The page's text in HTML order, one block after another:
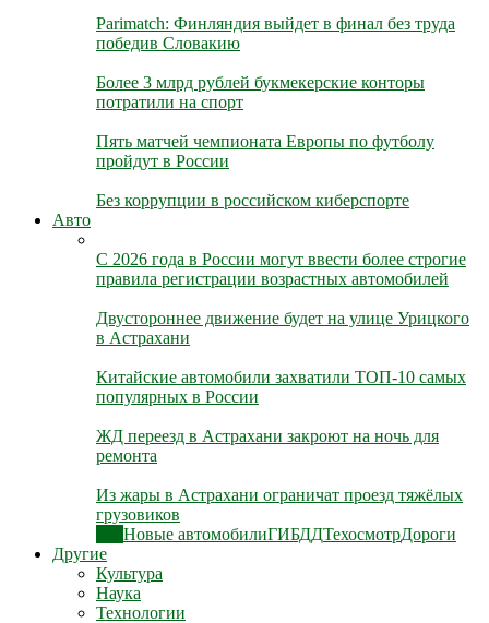
Parimatch: Финляндия выйдет в финал без труда
победив Словакию
Более 3 млрд рублей букмекерские конторы
потратили на спорт
Пять матчей чемпионата Европы по футболу
пройдут в России
Без коррупции в российском киберспорте
Авто
С 2026 года в России могут ввести более строгие
правила регистрации возрастных автомобилей
Двустороннее движение будет на улице Урицкого
в Астрахани
Китайские автомобили захватили ТОП-10 самых
популярных в России
ЖД переезд в Астрахани закроют на ночь для
ремонта
Из жары в Астрахани ограничат проезд тяжёлых
грузовиков
Новые автомобилиГИБДДТехосмотрДороги
Другие
Культура
Наука
Технологии